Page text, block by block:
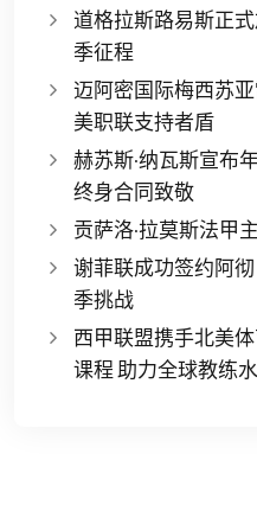
道格拉斯路易斯正
季征程
迈阿密国际梅西苏
美职联支持者盾
赫苏斯·纳瓦斯宣布
终身合同致敬
贡萨洛·拉莫斯法甲
谢菲联成功签约阿
季挑战
西甲联盟携手北美
课程 助力全球教练